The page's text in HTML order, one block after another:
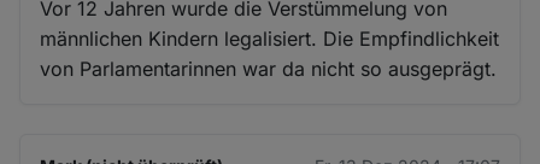
Vor 12 Jahren wurde die Verstümmelung von
männlichen Kindern legalisiert. Die Empfindlichkeit
von Parlamentarinnen war da nicht so ausgeprägt.